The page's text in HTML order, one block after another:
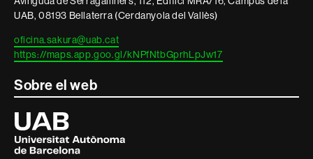
UAB, 08193 Bellaterra (Cerdanyola del Vallès)
oficina.sakura@uab.cat
https://maps.app.goo.gl/kNPfNtbGprhLpJw17
Sobre el web
Universitat
Autònoma
de
Barcelona